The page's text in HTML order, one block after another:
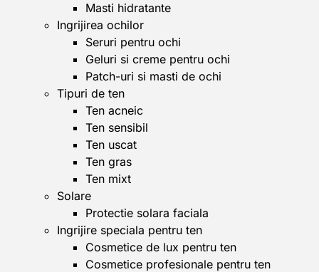
Masti hidratante
Ingrijirea ochilor
Seruri pentru ochi
Geluri si creme pentru ochi
Patch-uri si masti de ochi
Tipuri de ten
Ten acneic
Ten sensibil
Ten uscat
Ten gras
Ten mixt
Solare
Protectie solara faciala
Ingrijire speciala pentru ten
Cosmetice de lux pentru ten
Cosmetice profesionale pentru ten